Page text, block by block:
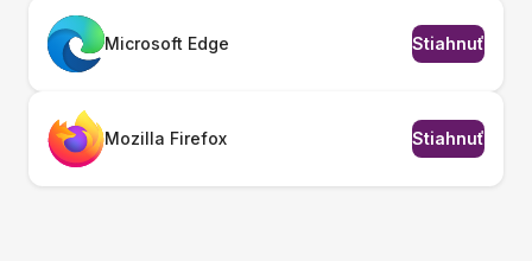
Microsoft Edge Stiahnuť
Mozilla Firefox Stiahnuť